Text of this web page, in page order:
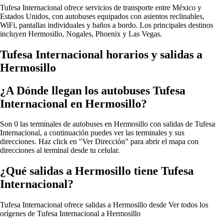
Tufesa Internacional ofrece servicios de transporte entre México y
Estados Unidos, con autobuses equipados con asientos reclinables,
WiFi, pantallas individuales y baños a bordo. Los principales destinos
incluyen Hermosillo, Nogales, Phoenix y Las Vegas.
Tufesa Internacional horarios y salidas a
Hermosillo
¿A Dónde llegan los autobuses Tufesa
Internacional en Hermosillo?
Son 0 las terminales de autobuses en Hermosillo con salidas de Tufesa
Internacional, a continuación puedes ver las terminales y sus
direcciones. Haz click en "Ver Dirección" para abrir el mapa con
direcciones al terminal desde tu celular.
¿Qué salidas a Hermosillo tiene Tufesa
Internacional?
Tufesa Internacional ofrece salidas a Hermosillo desde Ver todos los
orígenes de Tufesa Internacional a Hermosillo